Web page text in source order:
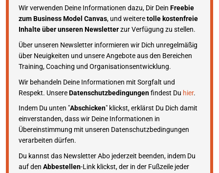
Wir verwenden Deine Informationen dazu, Dir Dein Freebie
zum Business Model Canvas, und weiteretolle kostenfreie
Inhalte über unseren Newsletterzur Verfügung zu stellen.
Über unseren Newsletter informieren wir Dich unregelmäßig
über Neuigkeiten und unsere Angebote aus den Bereichen
Training, Coaching und Organisationsentwicklung.
Wir behandeln Deine Informationen mit Sorgfalt und
Respekt. UnsereDatenschutzbedingungenfindest Du hier.
Indem Du unten "Abschicken" klickst, erklärst Du Dich damit
einverstanden, dass wir Deine Informationen in
Übereinstimmung mit unseren Datenschutzbedingungen
verarbeiten dürfen.
Du kannst das Newsletter Abo jederzeit beenden, indem Du
auf den Abbestellen-Link klickst, der in der Fußzeile jeder